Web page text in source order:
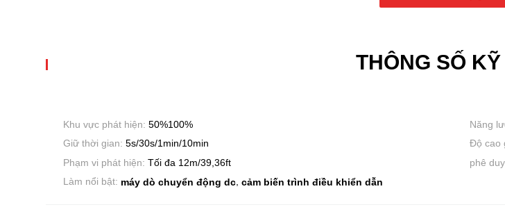
THÔNG SỐ
Khu vực phát hiện: 50%100% Năng
Giữ thời gian: 5s/30s/1min/10min Độ cao
Phạm vi phát hiện: Tối đa 12m/39,36ft phê
Làm nổi bật: máy dò chuyển động dc cảm biến trình điều khiển dẫn